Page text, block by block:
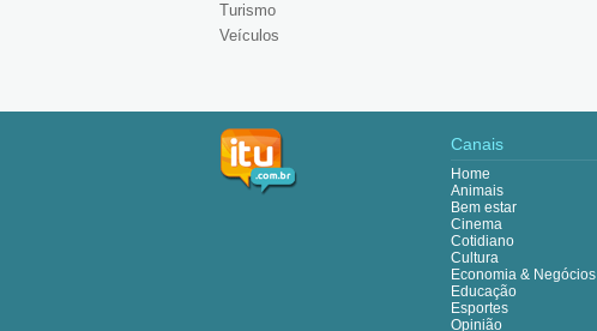
Turismo
Veículos
Canais
Home
Animais
Bem estar
Cinema
Cotidiano
Cultura
Economia & Negócios
Educação
Esportes
Opinião